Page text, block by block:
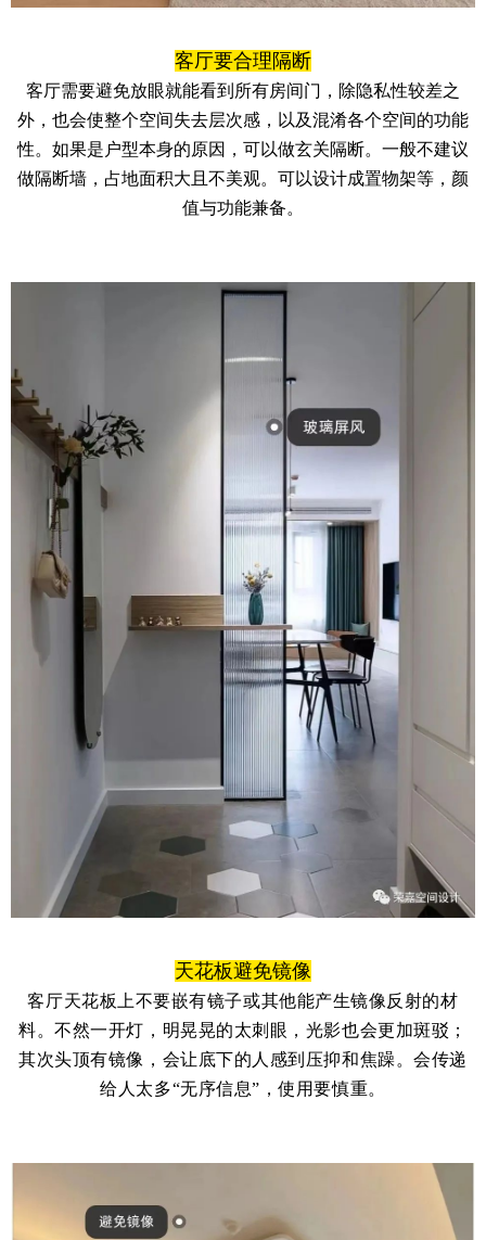
客厅要合理隔断
客厅需要避免放眼就能看到所有房间门，除隐私性较差之
外，也会使整个空间失去层次感，以及混淆各个空间的功能
性。如果是户型本身的原因，可以做玄关隔断。一般不建议
做隔断墙，占地面积大且不美观。可以设计成置物架等，颜
值与功能兼备。
天花板避免镜像
客厅天花板上不要嵌有镜子或其他能产生镜像反射的材
料。不然一开灯，明晃晃的太刺眼，光影也会更加斑驳；
其次头顶有镜像，会让底下的人感到压抑和焦躁。会传递
给人太多“无序信息”，使用要慎重。